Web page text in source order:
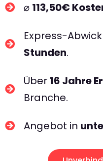
⌀ 113,50€
Express-
Stunden.
Über 16 Jahre
Branche.
Angebot in